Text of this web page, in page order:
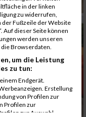
in der linken
zu widerrufen,
der Fußzeile der Website
Auf dieser Seite können
werden unseren
Browserdaten.
um die Leistung
zu tun:
Endgerät.
Erstellung
von Profilen zur
Profilen zur
zur Auswahl